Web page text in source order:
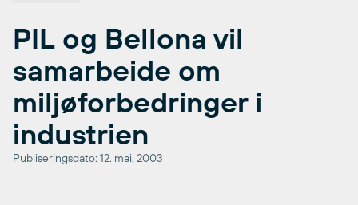
PIL og Bellona vil
samarbeide om
miljøforbedringer i
industrien
Publiseringsdato: 12. mai, 2003